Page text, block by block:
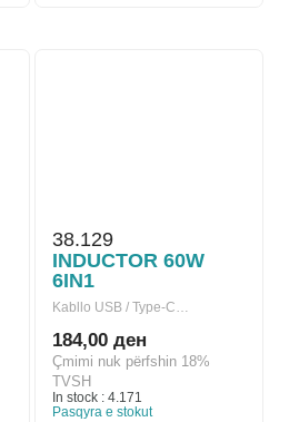
38.129
INDUCTOR 60W
6IN1
Kabllo USB / Type-C…
184,00 ден
Çmimi nuk përfshin 18%
TVSH
In stock : 4.171
Pasqyra e stokut